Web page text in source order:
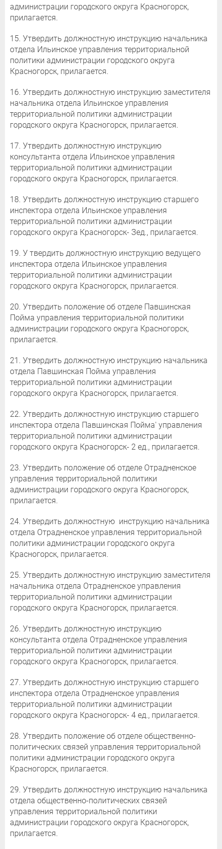
администрации городского округа Красногорск,
прилагается.
15. Утвердить должностную инструкцию начальника
отдела Ильинское управления территориальной
политики администрации городского округа
Красногорск, прилагается.
16. Утвердить должностную инструкцию заместителя
начальника отдела Ильинское управления
территориальной политики администрации
городского округа Красногорск, прилагается.
17. Утвердить должностную инструкцию
консультанта отдела Ильинское управления
территориальной политики администрации
городского округа Красногорск, прилагается.
18. Утвердить должностную инструкцию старшего
инспектора отдела Ильинское управления
территориальной политики администрации
городского округа Красногорск- Зед., прилагается.
19. У твердить должностную инструкцию ведущего
инспектора отдела Ильинское управления
территориальной политики администрации
городского округа Красногорск, прилагается.
20. Утвердить положение об отделе Павшинская
Пойма управления территориальной политики
администрации городского округа Красногорск,
прилагается.
21. Утвердить должностную инструкцию начальника
отдела Павшинская Пойма управления
территориальной политики администрации
городского округа Красногорск, прилагается.
22. Утвердить должностную инструкцию старшего
инспектора отдела Павшинская Пойма' управления
территориальной политики администрации
городского округа Красногорск- 2 ед., прилагается.
23. Утвердить положение об отделе Отрадненское
управления территориальной политики
администрации городского округа Красногорск,
прилагается.
24. Утвердить должностную инструкцию начальника
отдела Отрадненское управления территориальной
политики администрации городского округа
Красногорск, прилагается.
25. Утвердить должностную инструкцию заместителя
начальника отдела Отрадненское управления
территориальной политики администрации
городского округа Красногорск, прилагается.
26. Утвердить должностную инструкцию
консультанта отдела Отрадненское управления
территориальной политики администрации
городского округа Красногорск, прилагается.
27. Утвердить должностную инструкцию старшего
инспектора отдела Отрадненское управления
территориальной политики администрации
городского округа Красногорск- 4 ед., прилагается.
28. Утвердить положение об отделе общественно-
политических связей управления территориальной
политики администрации городского округа
Красногорск, прилагается.
29. Утвердить должностную инструкцию начальника
отдела общественно-политических связей
управления территориальной политики
администрации городского округа Красногорск,
прилагается.